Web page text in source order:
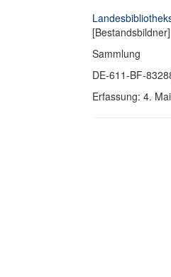
[Bestandsbildner]
Sammlung
DE-611-BF-
Erfassung: 4.